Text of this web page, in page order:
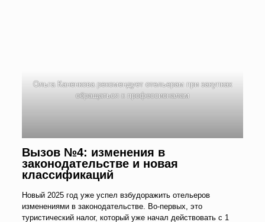
Ольга Каненкова рекомендует отельерам при закупках
обращаться к профессионалам
Вызов №4: изменения в
законодательстве и новая
классификаций
Новый 2025 год уже успел взбудоражить отельеров
изменениями в законодательстве. Во-первых, это
туристический налог, который уже начал действовать с 1